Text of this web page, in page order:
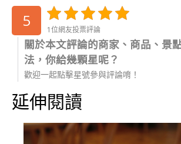
5 1位網友投票評論
關於本文評論的商家、商品、景
法，你給幾顆星呢？
歡迎一起點擊星號參與評論唷！
延伸閱讀